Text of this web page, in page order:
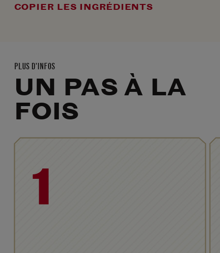
COPIER LES INGRÉDIENTS
PLUS D'INFOS
UN PAS À LA
FOIS
1